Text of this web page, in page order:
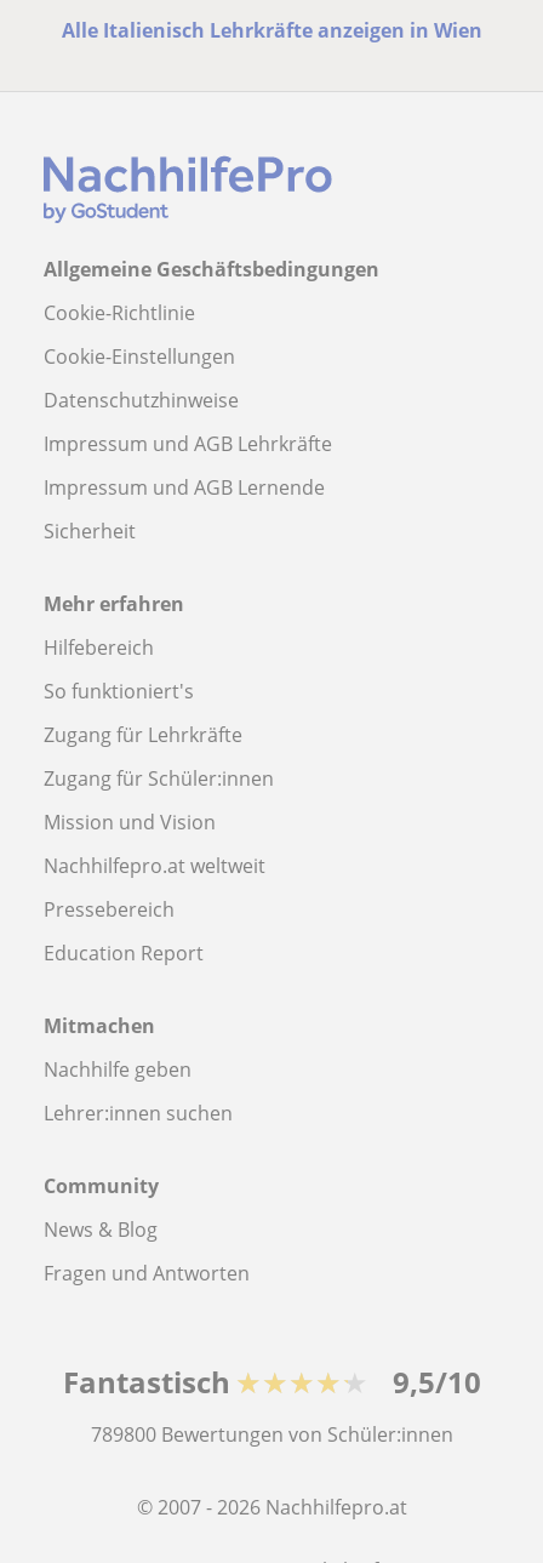
Alle Italienisch Lehrkräfte anzeigen in Wien
Allgemeine Geschäftsbedingungen
Cookie-Richtlinie
Cookie-Einstellungen
Datenschutzhinweise
Impressum und AGB Lehrkräfte
Impressum und AGB Lernende
Sicherheit
Mehr erfahren
Hilfebereich
So funktioniert's
Zugang für Lehrkräfte
Zugang für Schüler:innen
Mission und Vision
Nachhilfepro.at weltweit
Pressebereich
Education Report
Mitmachen
Nachhilfe geben
Lehrer:innen suchen
Community
News & Blog
Fragen und Antworten
Fantastisch ★★★★★ 9,5/10
789800 Bewertungen von Schüler:innen
© 2007 - 2026 Nachhilfepro.at